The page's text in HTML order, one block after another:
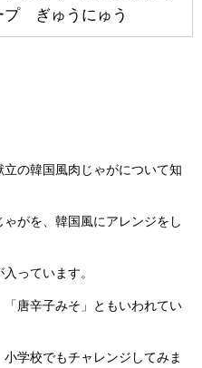
ぎゅうにゅう
の韓国風肉じゃがについて知
がを、韓国風にアレンジをし
っています。
唐辛子みそ」ともいわれてい
学校でもチャレンジしてみま